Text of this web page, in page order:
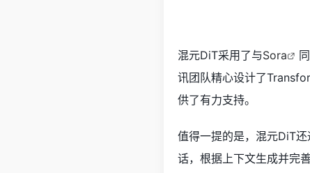
混元DiT采用了与Sora
讯团队精心设计了
供了有力支持。
值得一提的是，混元DiT
话，根据上下文生成并完